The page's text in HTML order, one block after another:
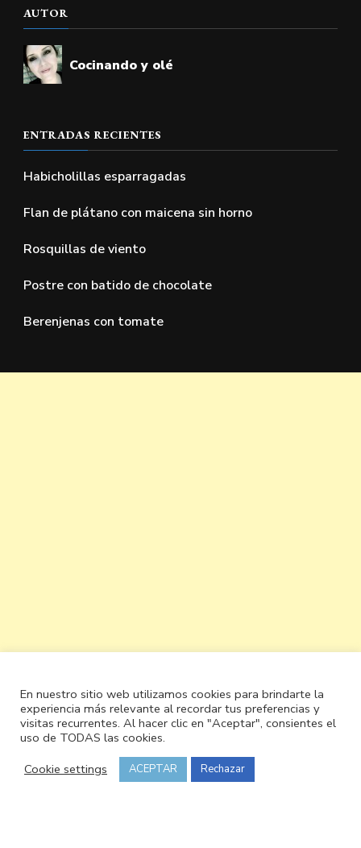
AUTOR
Cocinando y olé
ENTRADAS RECIENTES
Habicholillas esparragadas
Flan de plátano con maicena sin horno
Rosquillas de viento
Postre con batido de chocolate
Berenjenas con tomate
En nuestro sitio web utilizamos cookies para brindarte la
experiencia más relevante al recordar tus preferencias y
visitas recurrentes. Al hacer clic en "Aceptar", consientes el
uso de TODAS las cookies.
Cookie settings
ACEPTAR Rechazar